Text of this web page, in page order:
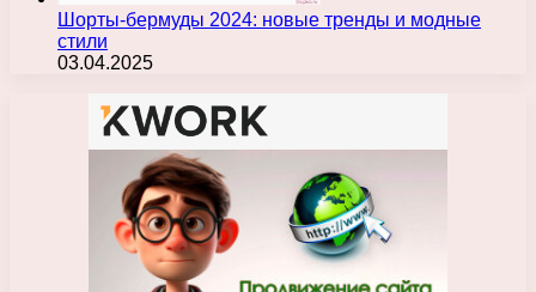
Шорты-бермуды 2024: новые тренды и модные
стили
03.04.2025